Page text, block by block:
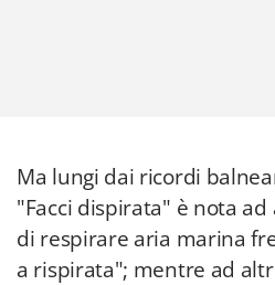
Ma lungi dai ricordi
"Facci dispirata" è nota
di respirare aria marina
a rispirata"; mentre ad